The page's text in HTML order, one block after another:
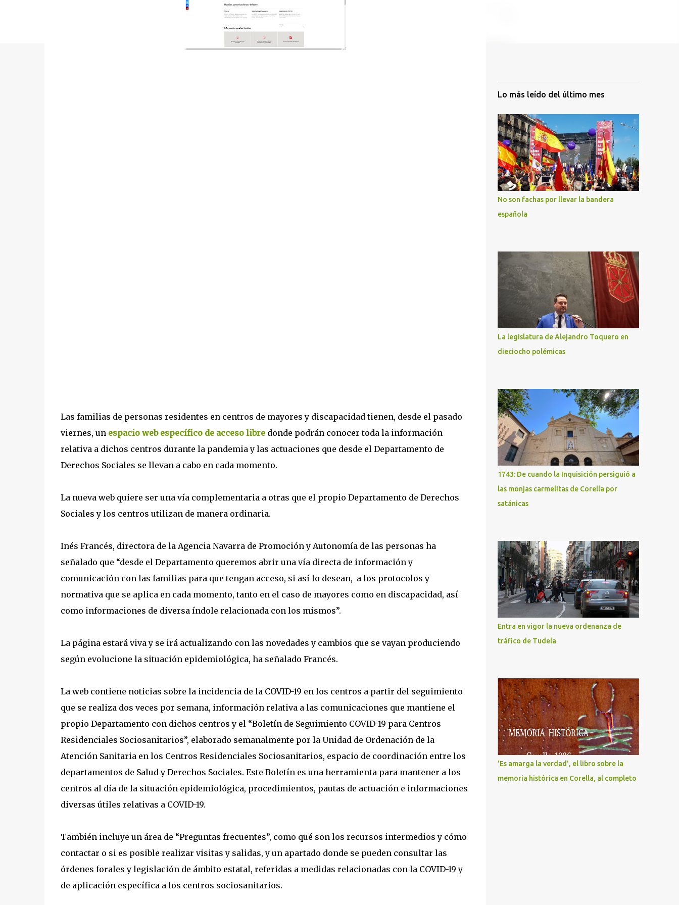
Las familias de personas residentes en centros de mayores y discapacidad tienen, desde el pasado
viernes, un espacio web específico de acceso libredonde podrán conocer toda la información
relativa a dichos centros durante la pandemia y las actuaciones que desde el Departamento de
Derechos Sociales se llevan a cabo en cada momento.
La nueva web quiere ser una vía complementaria a otras que el propio Departamento de Derechos
Sociales y los centros utilizan de manera ordinaria.
Inés Francés, directora de la Agencia Navarra de Promoción y Autonomía de las personas ha
señalado que “desde el Departamento queremos abrir una vía directa de información y
comunicación con las familias para que tengan acceso, si así lo desean, a los protocolos y
normativa que se aplica en cada momento, tanto en el caso de mayores como en discapacidad, así
como informaciones de diversa índole relacionada con los mismos”.
La página estará viva y se irá actualizando con las novedades y cambios que se vayan produciendo
según evolucione la situación epidemiológica, ha señalado Francés.
La web contiene noticias sobre la incidencia de la COVID-19 en los centros a partir del seguimiento
que se realiza dos veces por semana, información relativa a las comunicaciones que mantiene el
propio Departamento con dichos centros y el “Boletín de Seguimiento COVID-19 para Centros
Residenciales Sociosanitarios”, elaborado semanalmente por la Unidad de Ordenación de la
Atención Sanitaria en los Centros Residenciales Sociosanitarios, espacio de coordinación entre los
departamentos de Salud y Derechos Sociales. Este Boletín es una herramienta para mantener a los
centros al día de la situación epidemiológica, procedimientos, pautas de actuación e informaciones
diversas útiles relativas a COVID-19.
También incluye un área de “Preguntas frecuentes”, como qué son los recursos intermedios y cómo
contactar o si es posible realizar visitas y salidas, y un apartado donde se pueden consultar las
órdenes forales y legislación de ámbito estatal, referidas a medidas relacionadas con la COVID-19 y
de aplicación específica a los centros sociosanitarios.
Lo más leído del último mes
No son fachas por llevar la bandera
española
La legislatura de Alejandro Toquero en
dieciocho polémicas
1743: De cuando la Inquisición persiguió a
las monjas carmelitas de Corella por
satánicas
Entra en vigor la nueva ordenanza de
tráfico de Tudela
'Es amarga la verdad', el libro sobre la
memoria histórica en Corella, al completo